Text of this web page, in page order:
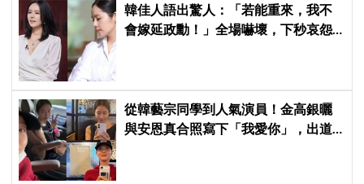
韓佳人語出驚人：「若能重來，我不
會嫁延政勳！」全場嚇壞，下秒哀怨
從韓藝宗同學到人氣演員！金高銀曬
與安恩真合照寫下「我愛你」，出道